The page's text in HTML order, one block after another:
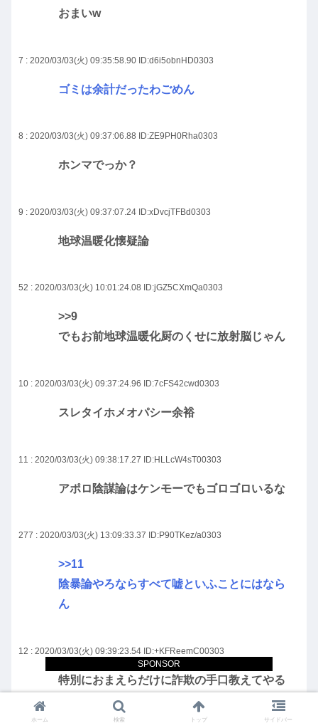
SPONSOR
おまいw
7 : 2020/03/03(火) 09:35:58.90 ID:d6i5obnHD0303
ゴミは余計だったわごめん
8 : 2020/03/03(火) 09:37:06.88 ID:ZE9PH0Rha0303
ホンマでっか？
9 : 2020/03/03(火) 09:37:07.24 ID:xDvcjTFBd0303
地球温暖化懐疑論
52 : 2020/03/03(火) 10:01:24.08 ID:jGZ5CXmQa0303
>>9
でもお前地球温暖化厨のくせに放射脳じゃん
10 : 2020/03/03(火) 09:37:24.96 ID:7cFS42cwd0303
スレタイホメオパシー余裕
11 : 2020/03/03(火) 09:38:17.27 ID:HLLcW4sT00303
アポロ陰謀論はケンモーでもゴロゴロいるな
277 : 2020/03/03(火) 13:09:33.37 ID:P90TKez/a0303
>>11
陰暴論やろならすべて嘘といふことにはなら
ん
12 : 2020/03/03(火) 09:39:23.54 ID:+KFReemC00303
特別におまえらだけに詐欺の手口教えてやる
こういうのは詐欺なので絶対に騙されないで
ホーム 検索 トップ サイドバー